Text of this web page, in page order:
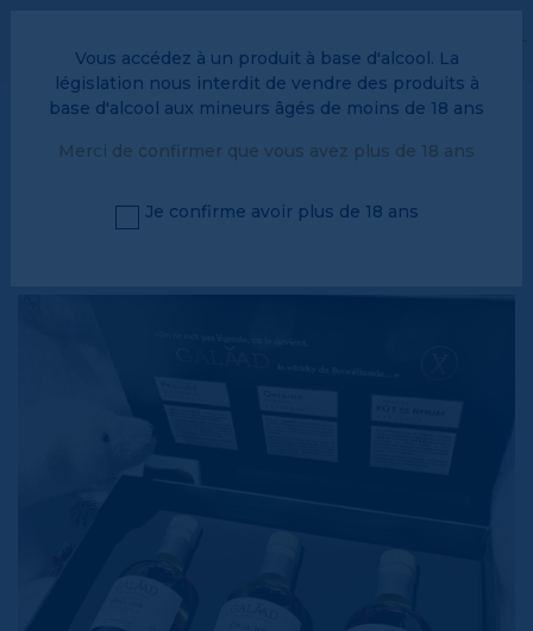
FAQ
Vos avantages fidelité
Vous accédez à un produit à base d'alcool. La
législation nous interdit de vendre des produits à
base d'alcool aux mineurs âgés de moins de 18 ans
Merci de confirmer que vous avez plus de 18 ans
Je confirme avoir plus de 18 ans